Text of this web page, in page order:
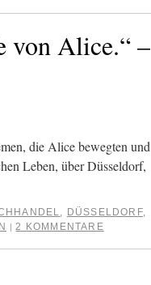
von Alice.“ –
die Alice bewegten und
Leben, über Düsseldorf,
, DÜSSELDORF,
| 2 KOMMENTARE